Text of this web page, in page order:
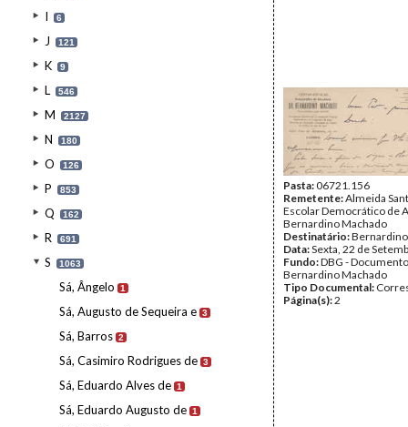
I 6
J 121
K 9
L 546
M 2127
N 180
O 126
P 853
Q 162
R 691
S 1063
Sá, Ângelo 1
Sá, Augusto de Sequeira e 3
Sá, Barros 2
Sá, Casimiro Rodrigues de 3
Sá, Eduardo Alves de 1
Sá, Eduardo Augusto de 1
Pasta:06721.156
Remetente:Almeida
Escolar Democrático de
Bernardino Machado
Destinatário:
Data:Sexta, 22 de
Fundo:DBG -
Bernardino Machado
Tipo Documental:
Página(s):2